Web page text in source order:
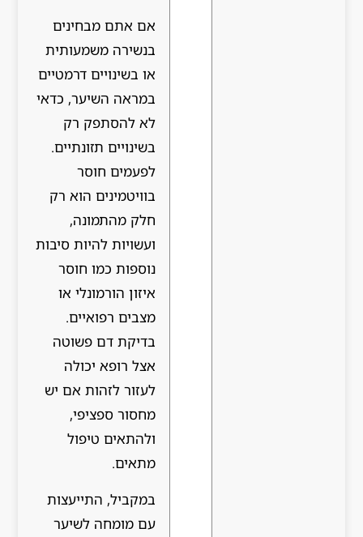
אם אתם מבחינים
בנשירה משמעותית
או בשינויים דרמטיים
במראה השיער, כדאי
לא להסתפק רק
בשינויים תזונתיים.
לפעמים חוסר
בוויטמינים הוא רק
חלק מהתמונה,
ועשויות להיות סיבות
נוספות כמו חוסר
איזון הורמונלי או
מצבים רפואיים.
בדיקת דם פשוטה
אצל רופא יכולה
לעזור לזהות אם יש
מחסור ספציפי,
ולהתאים טיפול
במקביל, התייעצות
עם מומחה לשיער